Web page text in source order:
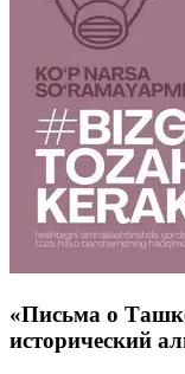
«Письма о
исторический